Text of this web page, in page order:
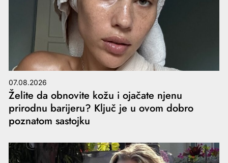
07.08.2026
Želite da obnovite kožu i ojačate njenu
prirodnu barijeru? Ključ je u ovom dobro
poznatom sastojku